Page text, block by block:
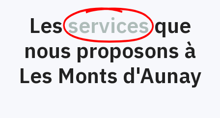
Lesservices que
nous proposons à
Les Monts d'Aunay